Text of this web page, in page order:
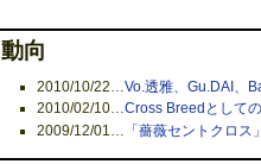
動向
2010/10/22
Vo.透雅、Gu.DAI、
2010/02/10…Cross Breedとして
2009/12/01… 「薔薇セントクロ